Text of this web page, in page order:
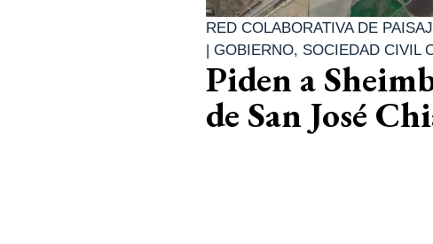
RED COLABORATIVA DE
| GOBIERNO, SOCIEDAD CIVIL
Piden a
de San José